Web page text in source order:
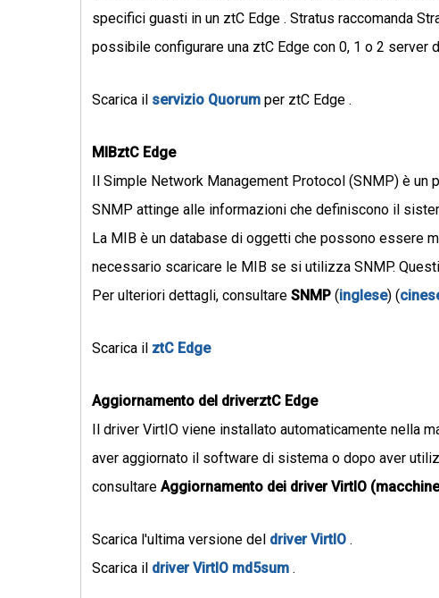
specifici guasti in un ztC Edge . Stratus raccomanda
possibile configurare una ztC Edge con 0, 1 o 2 server
Scarica il servizio Quorum per ztC Edge .
MIBztC Edge
Il Simple Network Management Protocol (SNMP) è
SNMP attinge alle informazioni che definiscono il
La MIB è un database di oggetti che possono essere
necessario scaricare le MIB se si utilizza SNMP.
Per ulteriori dettagli, consultareSNMP(inglese) (
Scarica il ztC Edge
Aggiornamento del driverztC Edge
Il driver VirtIO viene installato automaticamente nella
aver aggiornato il software di sistema o dopo aver
consultare Aggiornamento dei driver VirtIO
Scarica l'ultima versione del driver VirtIO .
Scarica il driver VirtIO md5sum .